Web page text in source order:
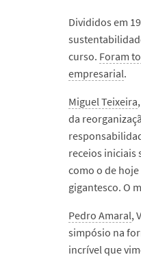
Divididos em
curso. Foram
empresarial.
Miguel Teixeira
da
receios iniciais
como o de
gigantesco. O
Pedro Amaral,
simpósio na
incrível que